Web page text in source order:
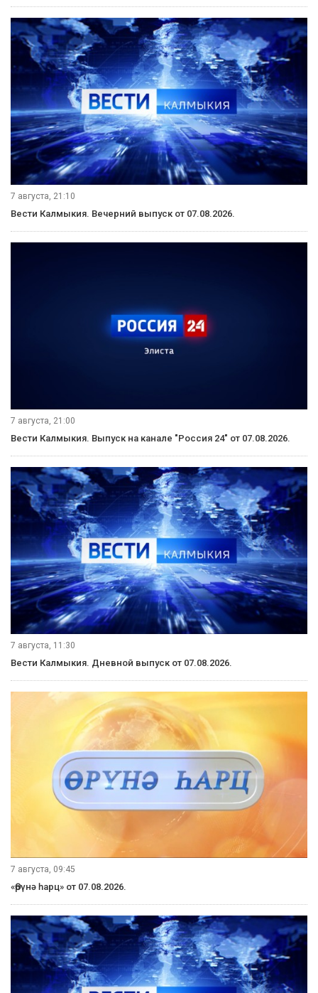
7 августа, 21:10
Вести Калмыкия. Вечерний выпуск от 07.08.2026.
7 августа, 21:00
Вести Калмыкия. Выпуск на канале "Россия 24" от 07.08.2026.
7 августа, 11:30
Вести Калмыкия. Дневной выпуск от 07.08.2026.
7 августа, 09:45
«Өрүнә һарц» от 07.08.2026.